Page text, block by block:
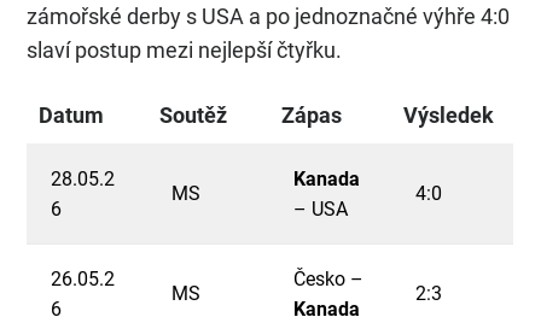
zámořské derby s USA a po jednoznačné výhře 4:0
slaví postup mezi nejlepší čtyřku.
Datum Soutěž Zápas Výsledek
28.05.2
6
MS
Kanada
– USA
4:0
26.05.2
6
MS
Česko –
Kanada
2:3